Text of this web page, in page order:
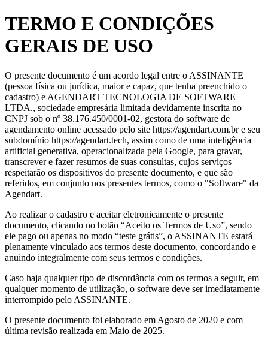
TERMO E CONDIÇÕES
GERAIS DE USO
O presente documento é um acordo legal entre o ASSINANTE
(pessoa física ou jurídica, maior e capaz, que tenha preenchido o
cadastro) e AGENDART TECNOLOGIA DE SOFTWARE
LTDA., sociedade empresária limitada devidamente inscrita no
CNPJ sob o nº 38.176.450/0001-02, gestora do software de
agendamento online acessado pelo site https://agendart.com.br e seu
subdomínio https://agendart.tech, assim como de uma inteligência
artificial generativa, operacionalizada pela Google, para gravar,
transcrever e fazer resumos de suas consultas, cujos serviços
respeitarão os dispositivos do presente documento, e que são
referidos, em conjunto nos presentes termos, como o "Software" da
Agendart.
Ao realizar o cadastro e aceitar eletronicamente o presente
documento, clicando no botão “Aceito os Termos de Uso”, sendo
ele pago ou apenas no modo “teste grátis”, o ASSINANTE estará
plenamente vinculado aos termos deste documento, concordando e
anuindo integralmente com seus termos e condições.
Caso haja qualquer tipo de discordância com os termos a seguir, em
qualquer momento de utilização, o software deve ser imediatamente
interrompido pelo ASSINANTE.
O presente documento foi elaborado em Agosto de 2020 e com
última revisão realizada em Maio de 2025.